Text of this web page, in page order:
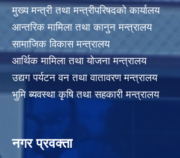
मुख्य मन्त्री तथा मन्त्रीपरिषदको कार्यालय
आन्तरिक मामिला तथा कानुन मन्त्रालय
सामाजिक विकास मन्त्रालय
आर्थिक मामिला तथा योजना मन्त्रालय
उद्यग पर्यटन वन तथा वातावरण मन्त्रालय
भुमि ब्यवस्था कृषि तथा सहकारी मन्त्रालय
नगर प्रवक्ता